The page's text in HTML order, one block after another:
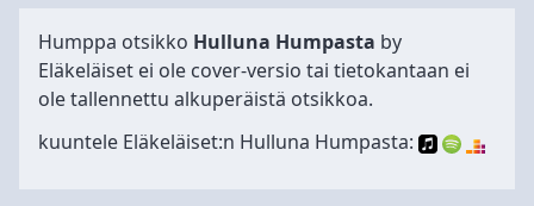
Humppa otsikko Hulluna Humpasta by
Eläkeläiset ei ole cover-versio tai tietokantaan ei
ole tallennettu alkuperäistä otsikkoa.
kuuntele Eläkeläiset:n Hulluna Humpasta: